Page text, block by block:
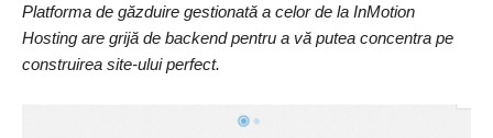
Platforma de găzduire gestionată a celor de la InMotion
Hosting are grijă de backend pentru a vă putea concentra pe
construirea site-ului perfect.